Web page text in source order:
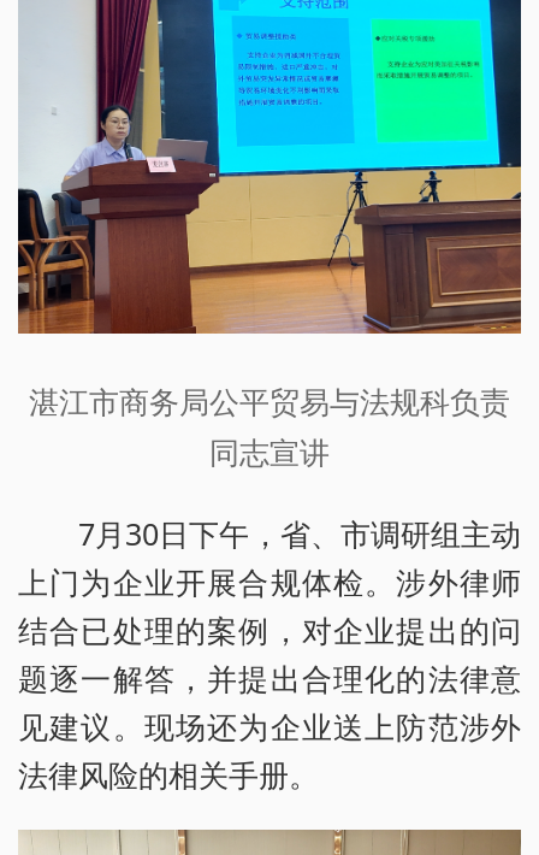
湛江市商务局公平贸易与法规科负责
同志宣讲
7月30日下午，省、市调研组主动
上门为企业开展合规体检。涉外律师
结合已处理的案例，对企业提出的问
题逐一解答，并提出合理化的法律意
见建议。现场还为企业送上防范涉外
法律风险的相关手册。